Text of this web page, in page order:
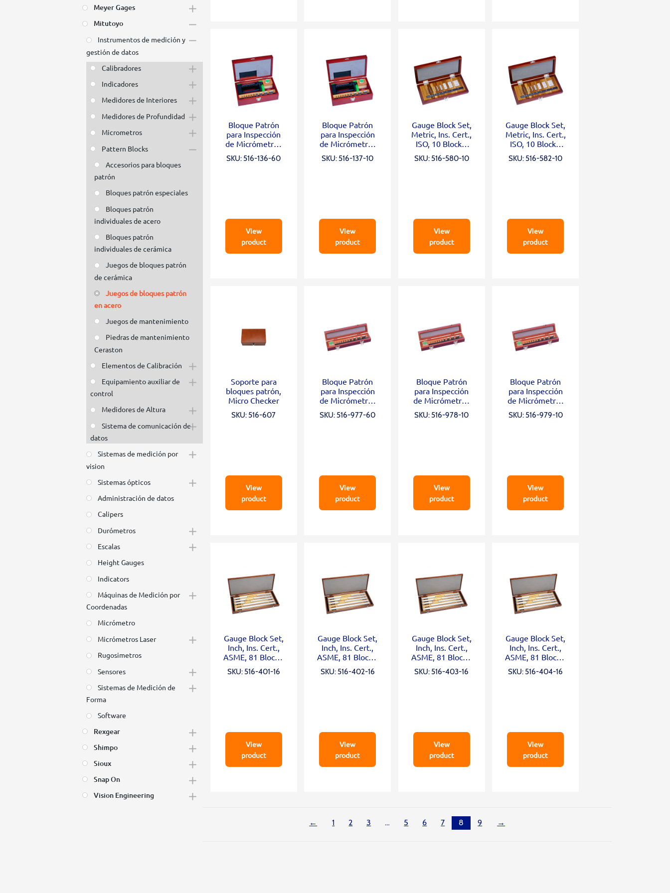
Bloque Patrón
para Inspección
de Micrómetros
de Acero Grado
1, 10 Blocks, Opt.
SKU: 516-136-60
View
product
Bloque Patrón
para Inspección
de Micrómetros
de Acero Grado
2, 10 Blocks, Opt.
SKU: 516-137-10
View
product
Gauge Block Set,
Metric, Ins. Cert.,
ISO, 10 Blocks,
Grade 0, Steel
SKU: 516-580-10
View
product
Gauge Block Set,
Metric, Ins. Cert.,
ISO, 10 Blocks,
Grade 2, Steel
SKU: 516-582-10
View
product
Soporte para
bloques patrón,
Micro Checker
SKU: 516-607
View
product
Bloque Patrón
para Inspección
de Micrómetros
de Acero Grado
K, 10 Blocks, Opt.
SKU: 516-977-60
View
product
Bloque Patrón
para Inspección
de Micrómetros
de Acero Grado
0, 10 Blocks, Opt.
SKU: 516-978-10
View
product
Bloque Patrón
para Inspección
de Micrómetros
de Acero Grado
1, 10 Blocks, Opt.
SKU: 516-979-10
View
product
Gauge Block Set,
Inch, Ins. Cert.,
ASME, 81 Blocks,
Grade 00, Square
Type
SKU: 516-401-16
View
product
Gauge Block Set,
Inch, Ins. Cert.,
ASME, 81 Blocks,
Grade 0, Square
Type
SKU: 516-402-16
View
product
Gauge Block Set,
Inch, Ins. Cert.,
ASME, 81 Blocks,
Grade 1, Square
Type
SKU: 516-403-16
View
product
Gauge Block Set,
Inch, Ins. Cert.,
ASME, 81 Blocks,
Grade 2, Square
Type
SKU: 516-404-16
View
product
← 1 2 3 … 5 6 7 8 9 →
Meyer Gages
Mitutoyo
Instrumentos de medición y
gestión de datos
Calibradores
Indicadores
Medidores de Interiores
Medidores de Profundidad
Micrometros
Pattern Blocks
Accesorios para bloques
patrón
Bloques patrón especiales
Bloques patrón
individuales de acero
Bloques patrón
individuales de cerámica
Juegos de bloques patrón
de cerámica
Juegos de bloques patrón
en acero
Juegos de mantenimiento
Piedras de mantenimiento
Ceraston
Elementos de Calibración
Equipamiento auxiliar de
control
Medidores de Altura
Sistema de comunicación de
datos
Sistemas de medición por
vision
Sistemas ópticos
Administración de datos
Calipers
Durómetros
Escalas
Height Gauges
Indicators
Máquinas de Medición por
Coordenadas
Micrómetro
Micrómetros Laser
Rugosimetros
Sensores
Sistemas de Medición de
Forma
Software
Rexgear
Shimpo
Sioux
Snap On
Vision Engineering